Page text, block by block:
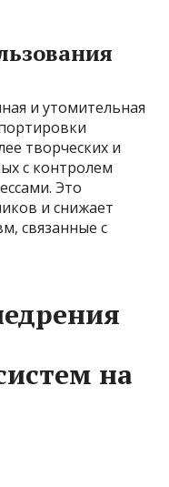
и утомительная
творческих и
с контролем
Это
и снижает
связанные с
на